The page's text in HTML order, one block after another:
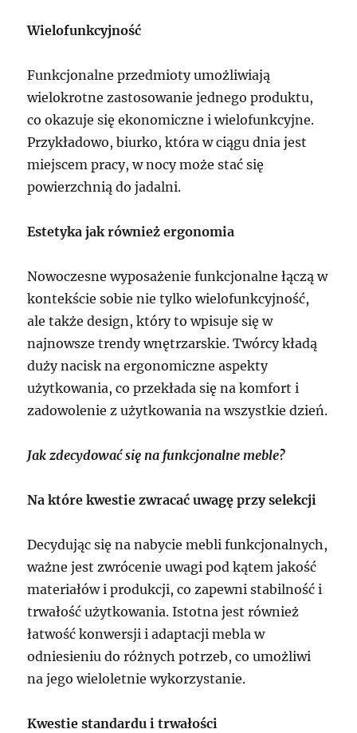
Wielofunkcyjność
Funkcjonalne przedmioty umożliwiają
wielokrotne zastosowanie jednego produktu,
co okazuje się ekonomiczne i wielofunkcyjne.
Przykładowo, biurko, która w ciągu dnia jest
miejscem pracy, w nocy może stać się
powierzchnią do jadalni.
Estetyka jak również ergonomia
Nowoczesne wyposażenie funkcjonalne łączą w
kontekście sobie nie tylko wielofunkcyjność,
ale także design, który to wpisuje się w
najnowsze trendy wnętrzarskie. Twórcy kładą
duży nacisk na ergonomiczne aspekty
użytkowania, co przekłada się na komfort i
zadowolenie z użytkowania na wszystkie dzień.
Jak zdecydować się na funkcjonalne meble?
Na które kwestie zwracać uwagę przy selekcji
Decydując się na nabycie mebli funkcjonalnych,
ważne jest zwrócenie uwagi pod kątem jakość
materiałów i produkcji, co zapewni stabilność i
trwałość użytkowania. Istotna jest również
łatwość konwersji i adaptacji mebla w
odniesieniu do różnych potrzeb, co umożliwi
na jego wieloletnie wykorzystanie.
Kwestie standardu i trwałości